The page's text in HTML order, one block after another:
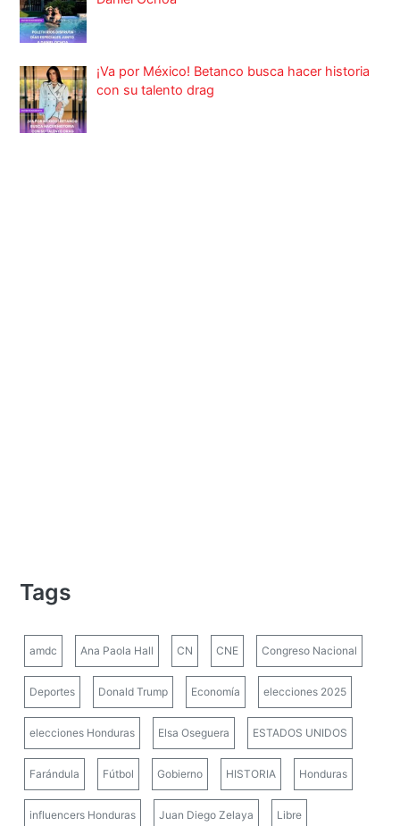
¡Va por México! Betanco busca hacer historia
con su talento drag
Tags
amdc Ana Paola Hall CN CNE Congreso Nacional
Deportes Donald Trump Economía elecciones 2025
elecciones Honduras Elsa Oseguera ESTADOS UNIDOS
Farándula Fútbol Gobierno HISTORIA Honduras
influencers Honduras Juan Diego Zelaya Libre